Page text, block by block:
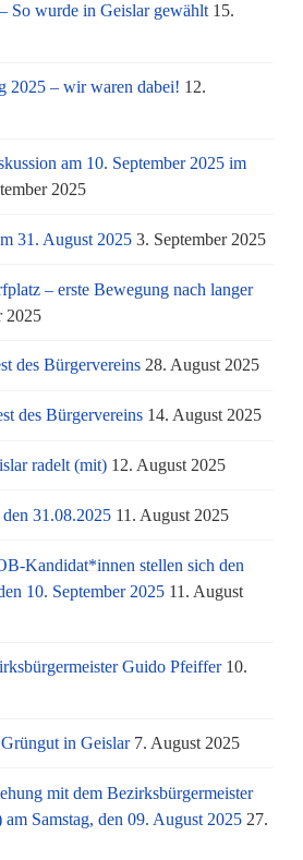
So wurde in Geislar gewählt 15.
2025 – wir waren dabei! 12.
am 10. September 2025 im
2025
31. August 2025 3. September 2025
– erste Bewegung nach langer
2025
des Bürgervereins 28. August 2025
des Bürgervereins 14. August 2025
radelt (mit) 12. August 2025
31.08.2025 11. August 2025
Kandidat*innen stellen sich den
10. September 2025 11. August
Guido Pfeiffer 10.
in Geislar 7. August 2025
mit dem Bezirksbürgermeister
Samstag, den 09. August 2025 27.